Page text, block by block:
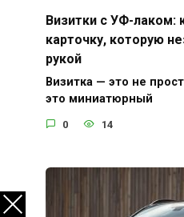
Визитки с УФ-лаком:
карточку, которую
рукой
Визитка — это не
это миниатюрный
0 14